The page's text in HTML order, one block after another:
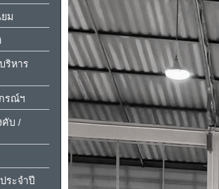
ม
ริหาร
รณ์ฯ
คับ /
ระจำปี